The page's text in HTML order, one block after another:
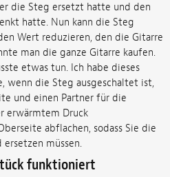
die Steg ersetzt hatte und den
hatte. Nun kann die Steg
Wert reduzieren, den die Gitarre
man die ganze Gitarre kaufen.
etwas tun. Ich habe dieses
wenn die Steg ausgeschaltet ist,
und einen Partner für die
erwärmtem Druck
abflachen, sodass Sie die
müssen.
funktioniert